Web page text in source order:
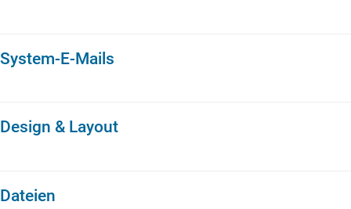
System-E-Mails
Design & Layout
Dateien